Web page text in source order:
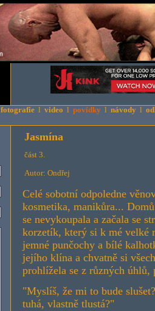
fotografie l video l povídky l návody l
Jasmína
část 3.
Autor: Ondřej
Celé sobotní odpoledne
kosmetika, manikůra...
se nevykoupala a začala se
korzetík, který si k mé velké
jemné punčochy a bílé
jejího klína a chvatně si
prohlížela se z různých úhlů,
"Myslíš, že mi to bude
tuhá, vlastně tlustá?"